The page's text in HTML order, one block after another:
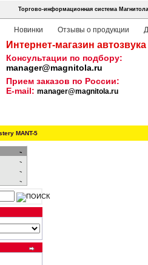
Торгово-информационная система
Новинки Отзывы о продукции
Интернет-магазин
Консультации по подбору:
manager@magnitola.ru
Прием заказов по России:
E-mail: manager@magnitola.ru
MANT-5